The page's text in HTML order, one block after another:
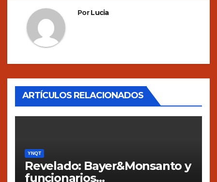
PorLucia
ARTÍCULOS RELACIONADOS
YNQT
Revelado: Bayer&Monsanto y
funcionarios